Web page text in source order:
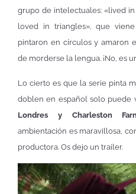
grupo de intelectuales: «lived
loved in triangles», que
pintaron en círculos y amaron
de morderse la lengua. ¡No, es
Lo cierto es que la serie pinta
doblen en español solo puede
Londres y Charleston
ambientación es maravillosa,
productora. Os dejo un trailer.